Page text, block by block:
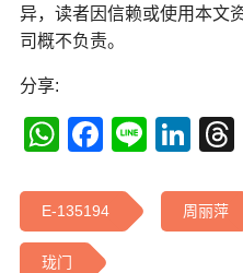
异，读者因信赖或使用本文
司概不负责。
分享:
WhatsApp
Line
E-135194 周丽萍
珑门